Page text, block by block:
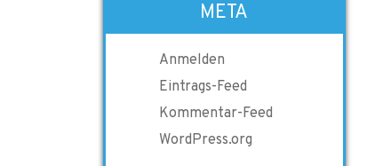
META
Anmelden
Eintrags-Feed
Kommentar-Feed
WordPress.org